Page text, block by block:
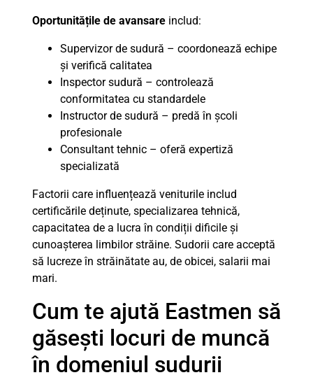
Oportunitățile de avansare includ:
Supervizor de sudură – coordonează echipe
și verifică calitatea
Inspector sudură – controlează
conformitatea cu standardele
Instructor de sudură – predă în școli
profesionale
Consultant tehnic – oferă expertiză
specializată
Factorii care influențează veniturile includ
certificările deținute, specializarea tehnică,
capacitatea de a lucra în condiții dificile și
cunoașterea limbilor străine. Sudorii care acceptă
să lucreze în străinătate au, de obicei, salarii mai
mari.
Cum te ajută Eastmen să
găsești locuri de muncă
în domeniul sudurii